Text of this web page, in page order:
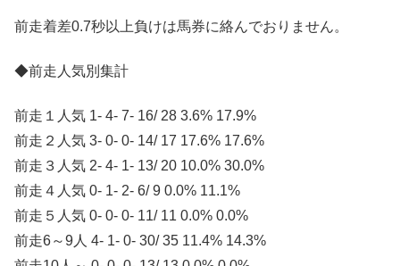
前走着差0.7秒以上負けは馬券に絡んでおりません。
◆前走人気別集計
前走１人気 1- 4- 7- 16/ 28 3.6% 17.9%
前走２人気 3- 0- 0- 14/ 17 17.6% 17.6%
前走３人気 2- 4- 1- 13/ 20 10.0% 30.0%
前走４人気 0- 1- 2- 6/ 9 0.0% 11.1%
前走５人気 0- 0- 0- 11/ 11 0.0% 0.0%
前走6～9人 4- 1- 0- 30/ 35 11.4% 14.3%